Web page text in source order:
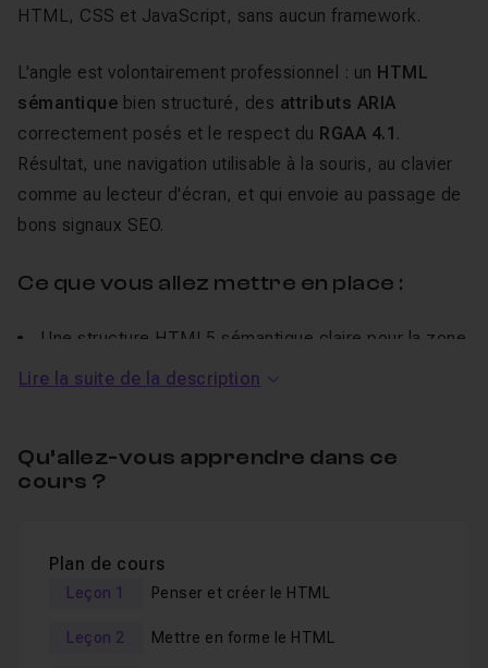
HTML, CSS et JavaScript, sans aucun framework.
L'angle est volontairement professionnel : un HTML
sémantique bien structuré, des attributs ARIA
correctement posés et le respect du RGAA 4.1 .
Résultat, une navigation utilisable à la souris, au clavier
comme au lecteur d'écran, et qui envoie au passage de
bons signaux SEO.
Ce que vous allez mettre en place :
Une structure HTML5 sémantique claire pour la zone
La gestion dynamique du menu en JavaScript
(toggle, états, interactions)
Une vraie navigation au clavier avec gestion du focus
(focus-visible, outline)
Lire la suite de la description
Qu’allez-vous apprendre dans ce
cours ?
Plan de cours
Leçon 1 Penser et créer le HTML
Leçon 2 Mettre en forme le HTML